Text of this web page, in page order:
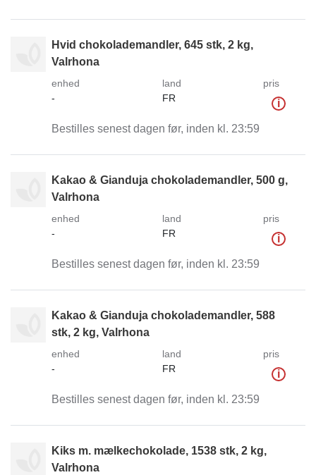
Hvid chokolademandler, 645 stk, 2 kg,
Valrhona
enhed
-
land
FR
pris
i
Bestilles senest dagen før, inden kl. 23:59
Kakao & Gianduja chokolademandler, 500 g,
Valrhona
enhed
-
land
FR
pris
i
Bestilles senest dagen før, inden kl. 23:59
Kakao & Gianduja chokolademandler, 588
stk, 2 kg, Valrhona
enhed
-
land
FR
pris
i
Bestilles senest dagen før, inden kl. 23:59
Kiks m. mælkechokolade, 1538 stk, 2 kg,
Valrhona